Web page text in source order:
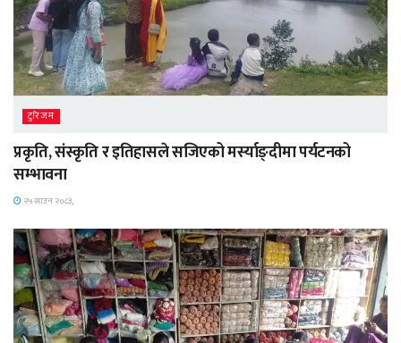
टुरिजम
प्रकृति, संस्कृति र इतिहासले सजिएको मर्स्याङ्दीमा पर्यटनको
सम्भावना
२५ साउन २०८३,